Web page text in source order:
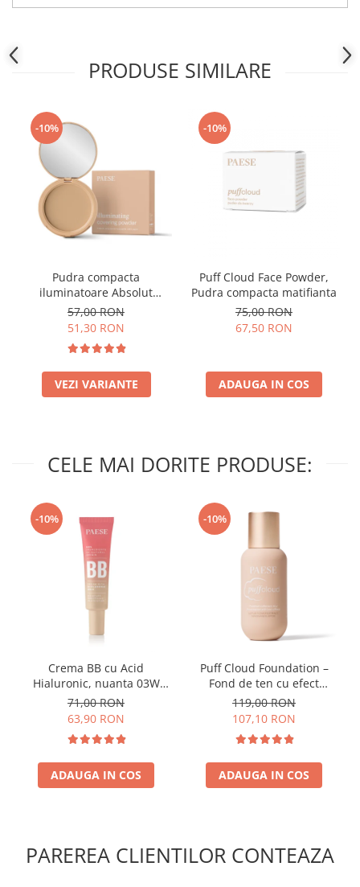
PRODUSE SIMILARE
-10%
Pudra compacta
iluminatoare Absolut
Revelation Serie 1C, 9g
57,00 RON
51,30 RON
VEZI VARIANTE
-10%
Puff Cloud Face Powder,
Pudra compacta matifianta
75,00 RON
67,50 RON
ADAUGA IN COS
CELE MAI DORITE PRODUSE:
-10%
Crema BB cu Acid
Hialuronic, nuanta 03W
NATURAL 30ml
71,00 RON
63,90 RON
ADAUGA IN COS
-10%
Puff Cloud Foundation –
Fond de ten cu efect
natural
119,00 RON
107,10 RON
ADAUGA IN COS
PAREREA CLIENTILOR CONTEAZA